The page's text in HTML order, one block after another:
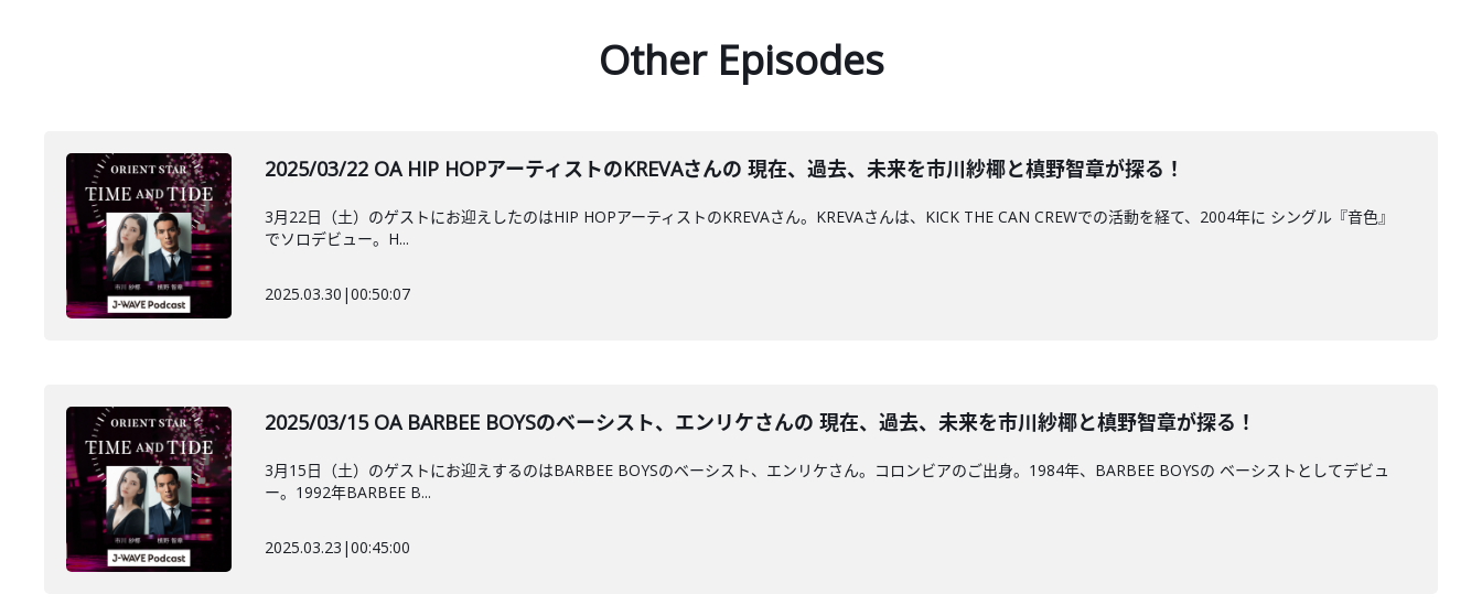
Other Episodes
2025/03/22 OA HIP HOPアーティストのKREVAさんの 現在、過去、未来を市川紗椰と槙野智章が探る！
3月22日（土）のゲストにお迎えしたのはHIP HOPアーティストのKREVAさん。KREVAさんは、KICK THE CAN CREWでの活動を経て、2004年に シングル『音色』
でソロデビュー。H...
2025.03.30 |00:50:07
2025/03/15 OA BARBEE BOYSのベーシスト、エンリケさんの 現在、過去、未来を市川紗椰と槙野智章が探る！
3月15日（土）のゲストにお迎えするのはBARBEE BOYSのベーシスト、エンリケさん。コロンビアのご出身。1984年、BARBEE BOYSの ベーシストとしてデビュ
ー。1992年BARBEE B...
2025.03.23 |00:45:00